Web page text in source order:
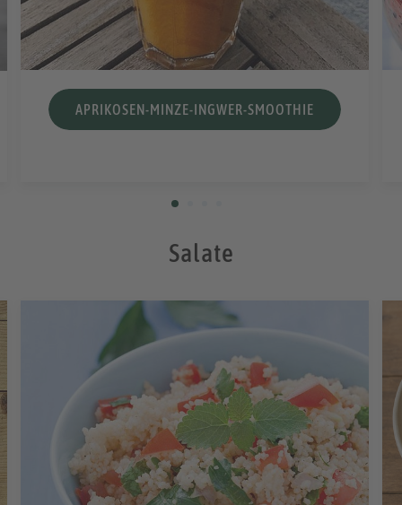
APRIKOSEN-MINZE-INGWER-SMOOTHIE
Salate